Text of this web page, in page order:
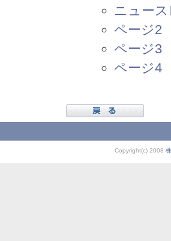
ニュー
ページ2
ページ3
ページ4
Copyright(c) 2008